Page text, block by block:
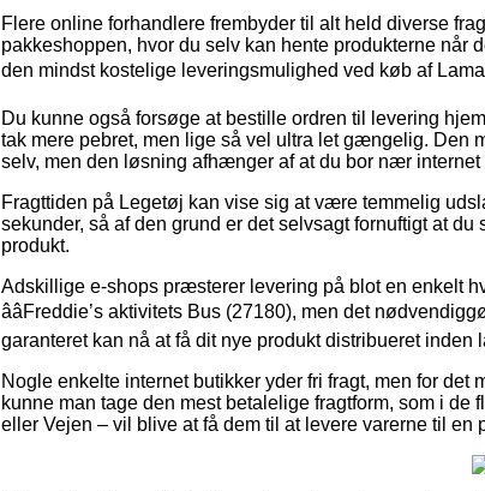
Flere online forhandlere frembyder til alt held diverse
pakkeshoppen, hvor du selv kan hente produkterne når
den mindst kostelige leveringsmulighed ved køb af
Du kunne også forsøge at bestille ordren til levering
tak mere pebret, men lige så vel ultra let gængelig. Den
selv, men den løsning afhænger af at du bor nær internet
Fragttiden på Legetøj kan vise sig at være temmelig
sekunder, så af den grund er det selvsagt fornuftigt at
produkt.
Adskillige e-shops præsterer levering på blot en enkelt
ââFreddie’s aktivitets Bus (27180), men det
garanteret kan nå at få dit nye produkt distribueret inden
Nogle enkelte internet butikker yder fri fragt, men for
kunne man tage den mest betalelige fragtform, som i
eller Vejen – vil blive at få dem til at levere varerne til en